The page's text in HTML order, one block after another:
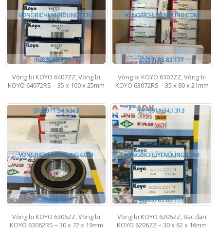
Vòng bi KOYO 6407ZZ, Vòng bi
KOYO 64072RS – 35 x 100 x 25mm
Vòng bi KOYO 6307ZZ, Vòng bi
KOYO 63072RS – 35 x 80 x 21mm
Vòng bi KOYO 6306ZZ, Vòng bi
KOYO 63062RS – 30 x 72 x 19mm
Vòng bi KOYO 6206ZZ, Bạc đạn
KOYO 6206ZZ – 30 x 62 x 16mm